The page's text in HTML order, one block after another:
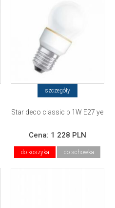
szczegóły
Star deco classic p 1W E27 ye
Cena: 1 228 PLN
do koszyka do schowka